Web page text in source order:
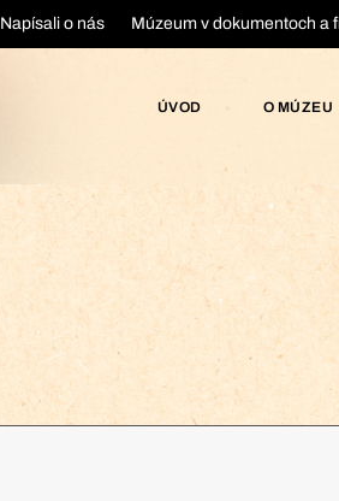
Napísali o nás Múzeum v dokumentoch a
ÚVOD O MÚZEU